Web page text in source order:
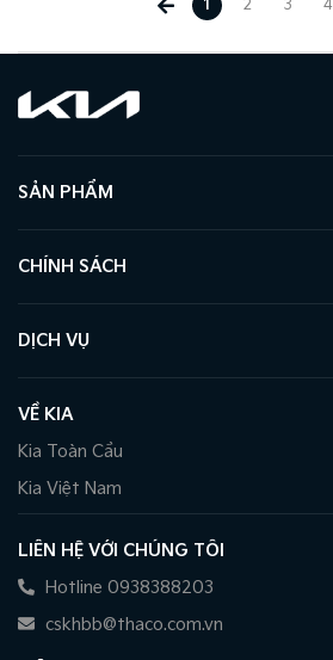
1 2 3 4
SẢN PHẨM
CHÍNH SÁCH
DỊCH VỤ
VỀ KIA
Kia Toàn Cầu
Kia Việt Nam
LIÊN HỆ VỚI CHÚNG TÔI
Hotline 0938388203
cskhbb@thaco.com.vn